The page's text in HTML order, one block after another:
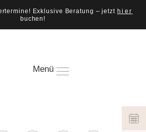
Exklusive Beratung – jetzt hier
buchen!
Menü